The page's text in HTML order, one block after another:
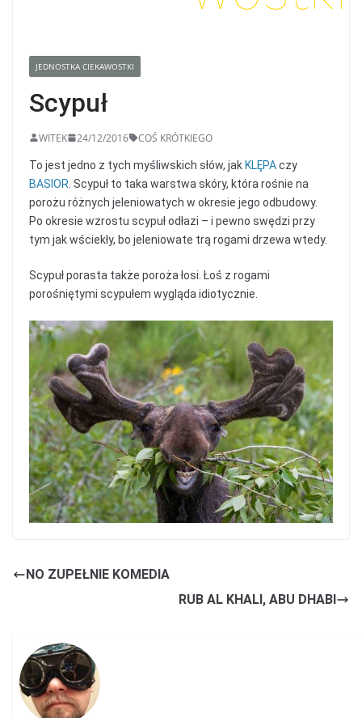
JEDNOSTKA CIEKAWOSTKI
Scypuł
WITEK 24/12/2016 COŚ KRÓTKIEGO
To jest jedno z tych myśliwskich słów, jak KLĘPAczy
BASIOR . Scypuł to taka warstwa skóry, która rośnie na
porożu różnych jeleniowatych w okresie jego odbudowy.
Po okresie wzrostu scypuł odłazi – i pewno swędzi przy
tym jak wściekły, bo jeleniowate trą rogami drzewa wtedy.
Scypuł porasta także poroża łosi. Łoś z rogami
porośniętymi scypułem wygląda idiotycznie.
NO ZUPEŁNIE KOMEDIA
RUB AL KHALI, ABU DHABI